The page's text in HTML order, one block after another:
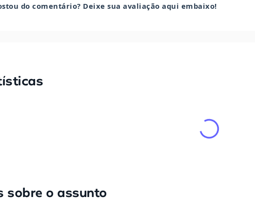
do comentário? Deixe sua avaliação aqui embaixo!
sobre o assunto